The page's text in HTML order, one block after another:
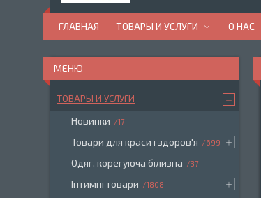
ГЛАВНАЯ ТОВАРЫ И УСЛУГИ О НАС
ТОВАРЫ И УСЛУГИ
Новинки 17
Товари для краси і здоров'я 699
Одяг, корегуюча білизна 37
Інтимні товари 1808